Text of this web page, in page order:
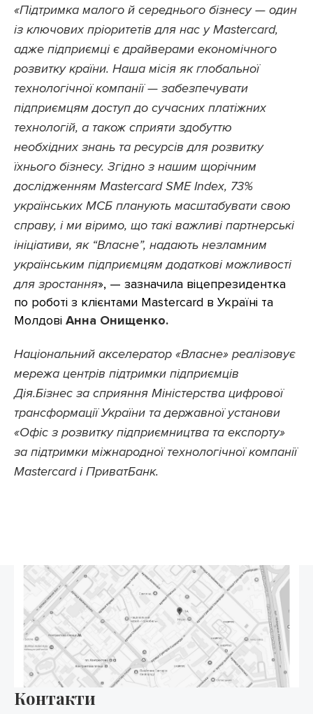
«Підтримка малого й середнього бізнесу — один
із ключових пріоритетів для нас у Mastercard,
адже підприємці є драйверами економічного
розвитку країни. Наша місія як глобальної
технологічної компанії — забезпечувати
підприємцям доступ до сучасних платіжних
технологій, а також сприяти здобуттю
необхідних знань та ресурсів для розвитку
їхнього бізнесу. Згідно з нашим щорічним
дослідженням Mastercard SME Index, 73%
українських МСБ планують масштабувати свою
справу, і ми віримо, що такі важливі партнерські
ініціативи, як “Власне”, надають незламним
українським підприємцям додаткові можливості
для зростання», — зазначила віцепрезидентка
по роботі з клієнтами Mastercard в Україні та
Молдові Анна Онищенко.
Національний акселератор «Власне» реалізовує
мережа центрів підтримки підприємців
Дія.Бізнес за сприяння Міністерства цифрової
трансформації України та державної установи
«Офіс з розвитку підприємництва та експорту»
за підтримки міжнародної технологічної компанії
Mastercard і ПриватБанк.
Контакти